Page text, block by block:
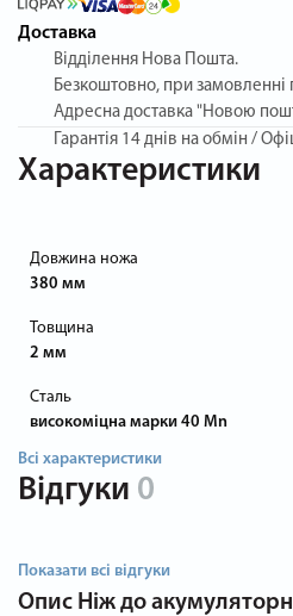
Доставка
Відділення Нова Пошта.
Безкоштовно, при замовленні
Адресна доставка "Новою
Гарантія 14 днів на обмін /
Характеристики
Довжина ножа
380 мм
Товщина
2 мм
Сталь
високоміцна марки 40 Mn
Всі характеристики
Відгуки 0
Показати всі відгуки
Опис Ніж до